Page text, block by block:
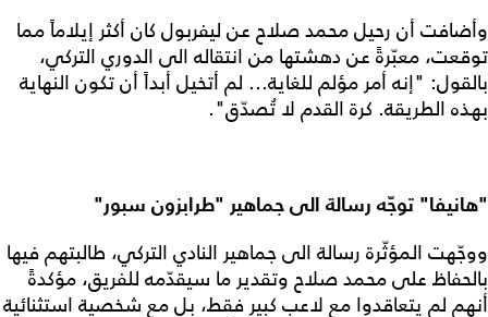
وأضافت أن رحيل محمد صلاح عن ليفربول كان أكثر إيلاماً مما
توقعت، معبّرةً عن دهشتها من انتقاله الى الدوري التركي،
بالقول: "إنه أمر مؤلم للغاية... لم أتخيل أبداً أن تكون النهاية
بهذه الطريقة. كرة القدم لا تُصدّق".
"هانيفا" توجّه رسالة الى جماهير "طرابزون سبور"
ووجّهت المؤثّرة رسالة الى جماهير النادي التركي، طالبتهم فيها
بالحفاظ على محمد صلاح وتقدير ما سيقدّمه للفريق، مؤكدةً
أنهم لم يتعاقدوا مع لاعب كبير فقط، بل مع شخصية استثنائية